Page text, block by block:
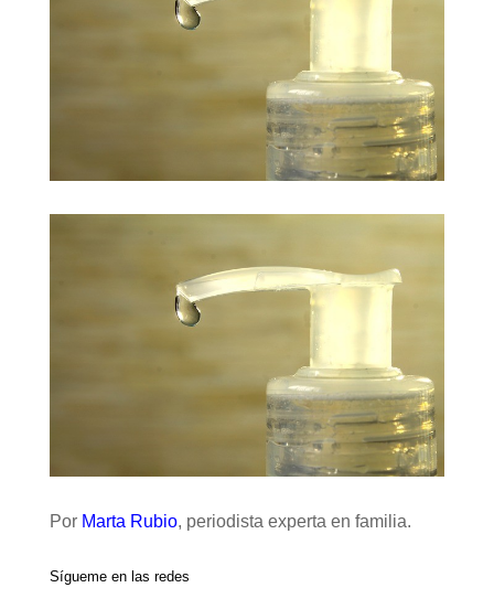
Por Marta Rubio, periodista experta en familia.
Sígueme en las redes